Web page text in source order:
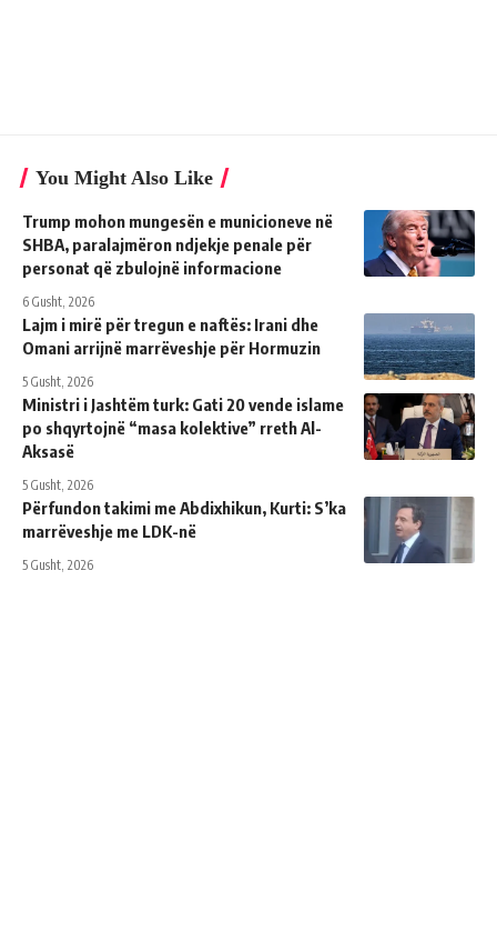
You Might Also Like
Trump mohon mungesën e municioneve në
SHBA, paralajmëron ndjekje penale për
personat që zbulojnë informacione
6 Gusht, 2026
Lajm i mirë për tregun e naftës: Irani dhe
Omani arrijnë marrëveshje për Hormuzin
5 Gusht, 2026
Ministri i Jashtëm turk: ​​Gati 20 vende islame
po shqyrtojnë “masa kolektive” rreth Al-
Aksasë
5 Gusht, 2026
Përfundon takimi me Abdixhikun, Kurti: S’ka
marrëveshje me LDK-në
5 Gusht, 2026